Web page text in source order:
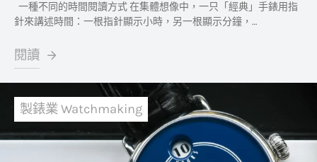
一種不同的時間閱讀方式 在集體想像中，一只「經典」手錶用指
針來講述時間：一根指針顯示小時，另一根顯示分鐘，…
閱讀
製錶業 Watchmaking